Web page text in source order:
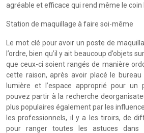
agréable et efficace qui rend même le coin
Station de maquillage à faire soi-même
Le mot clé pour avoir un poste de
l’ordre, bien qu’il y ait beaucoup d’objets
que ceux-ci soient rangés de manière
cette raison, après avoir placé le
lumière et l’espace approprié pour un
pouvez partir à la recherche
plus populaires également par les
les professionnels, il y a les tiroirs, de
pour ranger toutes les astuces dans